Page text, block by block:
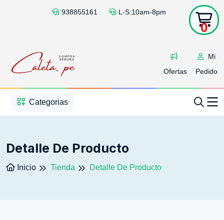
938855161 L-S:10am-8pm
Ofertas
Mi
Pedido
0
Categorias
Detalle De Producto
Inicio Tienda Detalle De Producto